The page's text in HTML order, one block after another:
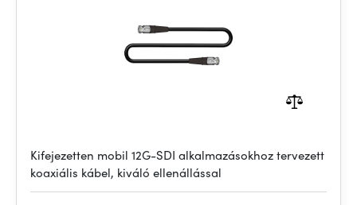
Kifejezetten mobil 12G-SDI alkalmazásokhoz tervezett
koaxiális kábel, kiváló ellenállással